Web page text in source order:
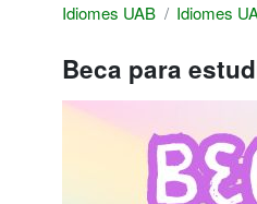
Idiomes UAB Idiomes
Beca para